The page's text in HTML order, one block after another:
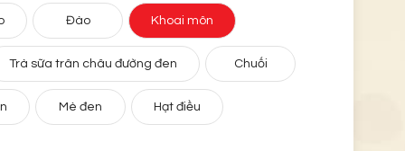
Đào Khoai môn
Trà sữa trân châu đường đen Chuối
Mè đen Hạt điều